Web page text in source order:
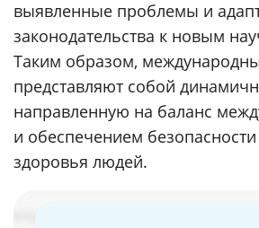
выявленные проблемы и
законодательства к новым
Таким образом,
представляют собой
направленную на баланс
и обеспечением
здоровья людей.